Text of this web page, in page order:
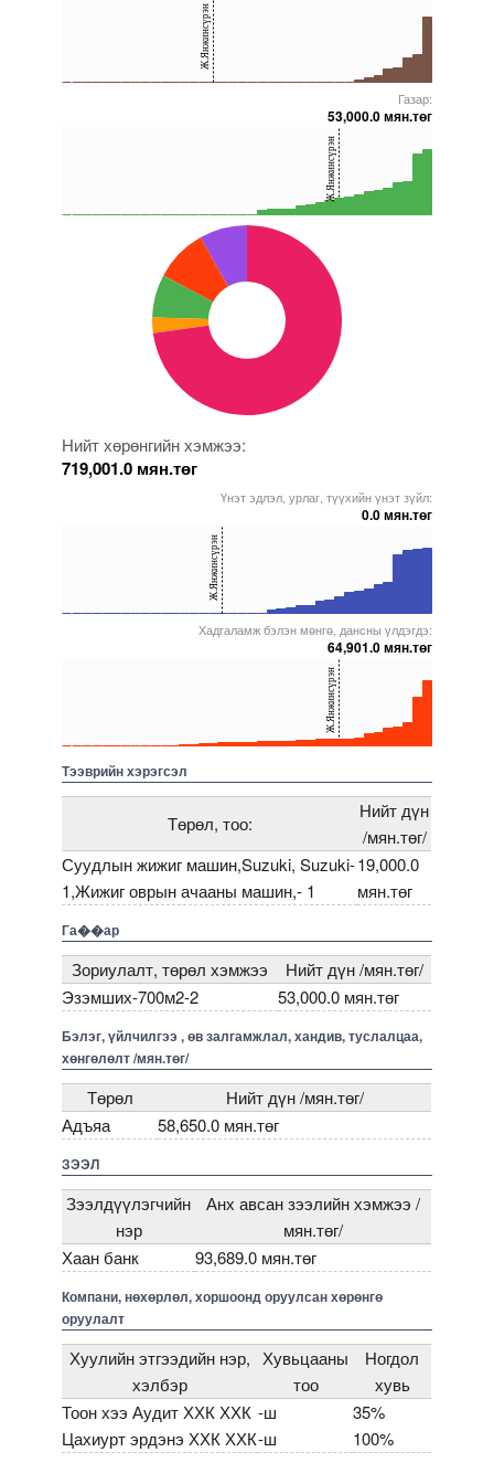
5000000000000005271754
Ж.Янжинсүрэн
Газар:
53,000.0 мян.төг
500000000000000527157450000000000000052716625000000000000005271589
Ж.Янжинсүрэн
Нийт хөрөнгийн хэмжээ:
719,001.0 мян.төг
Үнэт эдлэл, урлаг, түүхийн үнэт зүйл:
0.0 мян.төг
5000000000000005243677500000000000000527160550000000000000052382605000000000000005271754
Ж.Янжинсүрэн
Хадгаламж бэлэн мөнгө, дансны үлдэгдэ:
64,901.0 мян.төг
50000000000000052717035000000000000005271596
Ж.Янжинсүрэн
Тээврийн хэрэгсэл
Төрөл, тоо:
Нийт дүн
/мян.төг/
Суудлын жижиг машин,Suzuki, Suzuki-
1,Жижиг оврын ачааны машин,- 1
19,000.0
мян.төг
Га��ар
Зориулалт, төрөл хэмжээ
Нийт дүн /мян.төг/
Эзэмших-700м2-2
53,000.0 мян.төг
Бэлэг, үйлчилгээ , өв залгамжлал, хандив, туслалцаа,
хөнгөлөлт /мян.төг/
Төрөл
Нийт дүн /мян.төг/
Адъяа
58,650.0 мян.төг
ЗЭЭЛ
Зээлдүүлэгчийн
нэр
Анх авсан зээлийн хэмжээ /
мян.төг/
Хаан банк
93,689.0 мян.төг
Компани, нөхөрлөл, хоршоонд оруулсан хөрөнгө
оруулалт
Хуулийн этгээдийн нэр,
хэлбэр
Хувьцааны
тоо
Ногдол
хувь
Тоон хээ Аудит ХХК ХХК -ш
35%
Цахиурт эрдэнэ ХХК ХХК-ш 100%